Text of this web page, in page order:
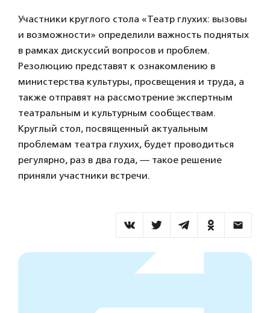
Участники круглого стола «Театр глухих: вызовы
и возможности» определили важность поднятых
в рамках дискуссий вопросов и проблем.
Резолюцию представят к ознакомлению в
министерства культуры, просвещения и труда, а
также отправят на рассмотрение экспертным
театральным и культурным сообществам.
Круглый стол, посвященный актуальным
проблемам театра глухих, будет проводиться
регулярно, раз в два года, — такое решение
приняли участники встречи.